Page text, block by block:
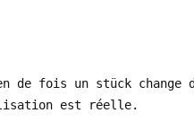
fois un stück change
est réelle.